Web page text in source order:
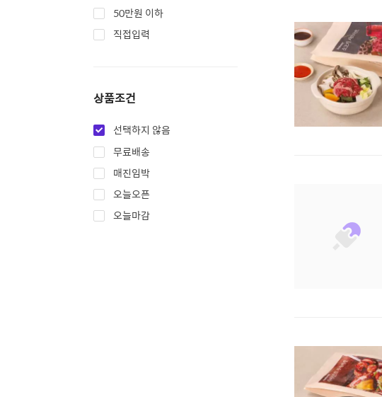
50만원 이하
직접입력
상품조건
선택하지 않음
무료배송
매진임박
오늘오픈
오늘마감